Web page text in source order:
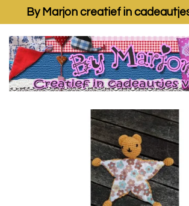
direct
naar
de
hoofdinhoud
By Marjon creatief in